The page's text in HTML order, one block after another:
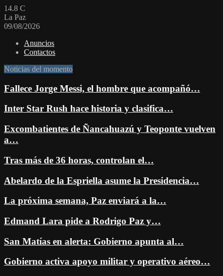
14.8 C
La Paz
09/08/2026
Anuncios
Contactos
Noticias del momento
Fallece Jorge Messi, el hombre que acompañó…
Inter Star Rush hace historia y clasifica…
Excombatientes de Ñancahuazú y Teoponte vuelven
a…
Tras más de 36 horas, controlan el…
Abelardo de la Espriella asume la Presidencia…
La próxima semana, Paz enviará a la…
Edmand Lara pide a Rodrigo Paz y…
San Matías en alerta: Gobierno apunta al…
Gobierno activa apoyo militar y operativo aéreo…